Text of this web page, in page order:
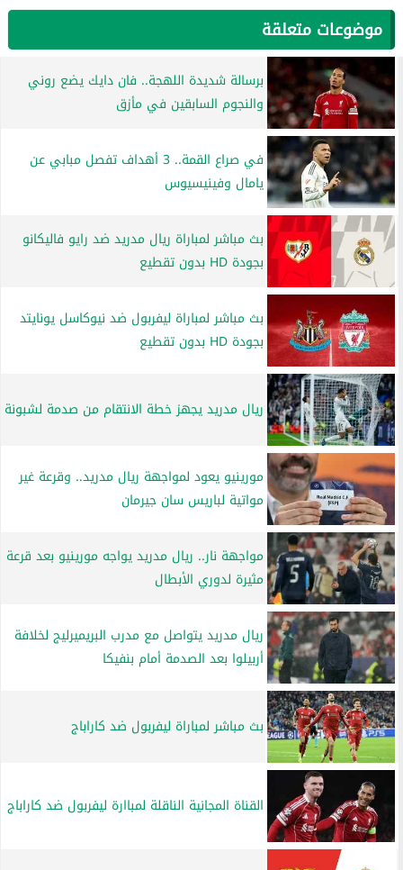
موضوعات متعلقة
برسالة شديدة اللهجة.. فان دايك يضع روني
والنجوم السابقين في مأزق
في صراع القمة.. 3 أهداف تفصل مبابي عن
يامال وفينيسيوس
بث مباشر لمباراة ريال مدريد ضد رايو فاليكانو
بجودة HD بدون تقطيع
بث مباشر لمباراة ليفربول ضد نيوكاسل يونايتد
بجودة HD بدون تقطيع
ريال مدريد يجهز خطة الانتقام من صدمة لشبونة
مورينيو يعود لمواجهة ريال مدريد.. وقرعة غير
مواتية لباريس سان جيرمان
مواجهة نار.. ريال مدريد يواجه مورينيو بعد قرعة
مثيرة لدوري الأبطال
ريال مدريد يتواصل مع مدرب البريميرليج لخلافة
أربيلوا بعد الصدمة أمام بنفيكا
بث مباشر لمباراة ليفربول ضد كاراباج
القناة المجانية الناقلة لمباارة ليفربول ضد كاراباج